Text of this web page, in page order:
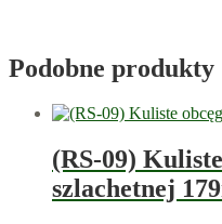
Podobne produkty
(RS-09)
szlachetnej